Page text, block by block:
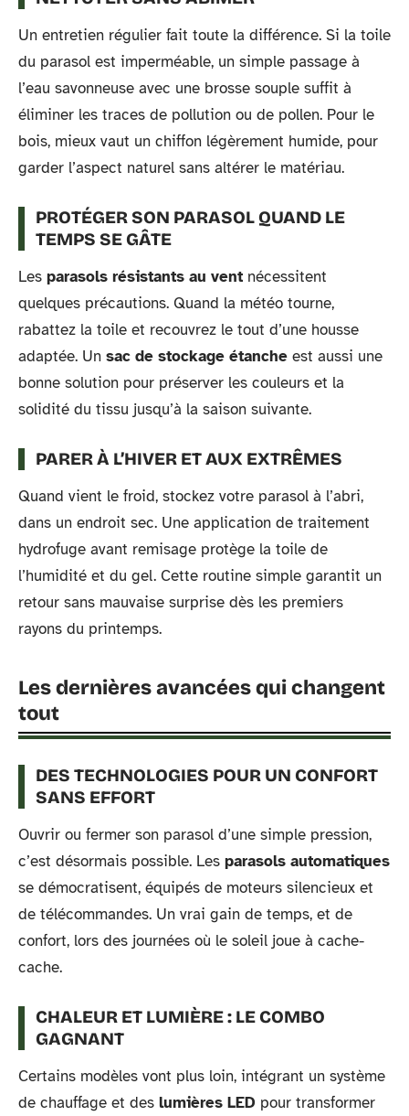
Un entretien régulier fait toute la différence. Si la toile
du parasol est imperméable, un simple passage à
l’eau savonneuse avec une brosse souple suffit à
éliminer les traces de pollution ou de pollen. Pour le
bois, mieux vaut un chiffon légèrement humide, pour
garder l’aspect naturel sans altérer le matériau.
PROTÉGER SON PARASOL QUAND LE
TEMPS SE GÂTE
Les parasols résistants au vent nécessitent
quelques précautions. Quand la météo tourne,
rabattez la toile et recouvrez le tout d’une housse
adaptée. Un sac de stockage étanche est aussi une
bonne solution pour préserver les couleurs et la
solidité du tissu jusqu’à la saison suivante.
PARER À L’HIVER ET AUX EXTRÊMES
Quand vient le froid, stockez votre parasol à l’abri,
dans un endroit sec. Une application de traitement
hydrofuge avant remisage protège la toile de
l’humidité et du gel. Cette routine simple garantit un
retour sans mauvaise surprise dès les premiers
rayons du printemps.
Les dernières avancées qui changent
tout
DES TECHNOLOGIES POUR UN CONFORT
SANS EFFORT
Ouvrir ou fermer son parasol d’une simple pression,
c’est désormais possible. Les parasols automatiques
se démocratisent, équipés de moteurs silencieux et
de télécommandes. Un vrai gain de temps, et de
confort, lors des journées où le soleil joue à cache-
cache.
CHALEUR ET LUMIÈRE : LE COMBO
GAGNANT
Certains modèles vont plus loin, intégrant un système
de chauffage et des lumières LED pour transformer